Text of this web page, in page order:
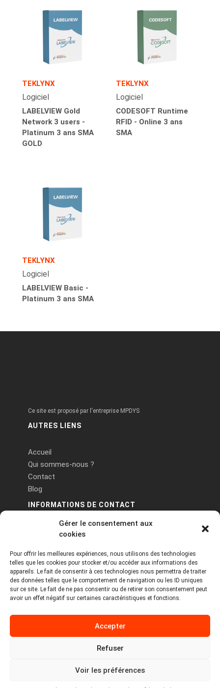
Gérer le consentement aux
cookies
Pour offrir les meilleures expériences, nous utilisons des technologies
telles que les cookies pour stocker et/ou accéder aux informations des
appareils. Le fait de consentir à ces technologies nous permettra de traiter
des données telles que le comportement de navigation ou les ID uniques
sur ce site. Le fait de ne pas consentir ou de retirer son consentement peut
avoir un effet négatif sur certaines caractéristiques et fonctions.
Accepter
Refuser
Voir les préférences
TEKLYNX
Logiciel
LABELVIEW Gold
Network 3 users -
Platinum 3 ans SMA
GOLD
TEKLYNX
Logiciel
CODESOFT Runtime
RFID - Online 3 ans
SMA
TEKLYNX
Logiciel
LABELVIEW Basic -
Platinum 3 ans SMA
Ce site est proposé par l'entreprise MPDYS
AUTRES LIENS
Accueil
Qui sommes-nous ?
Contact
Blog
INFORMATIONS DE CONTACT
PA Keneach Ouest - 5 rue de Belle-Île - 56400
contact@logiciels-etiquettes.com
09 71 37 25 93